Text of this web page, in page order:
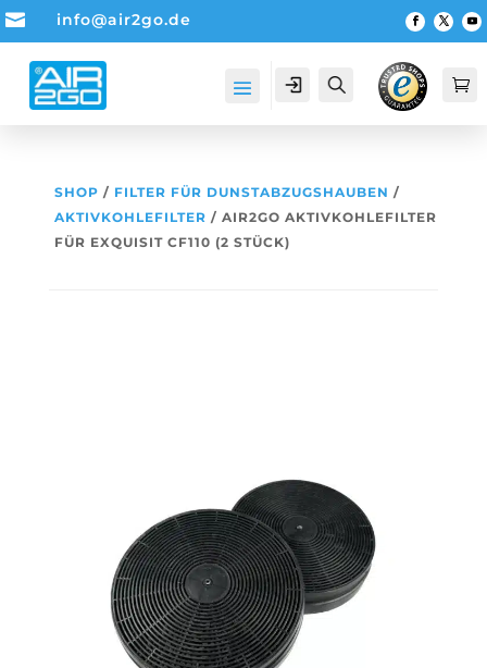
 info@air2go.de
Account Suche 
SHOP / FILTER FÜR DUNSTABZUGSHAUBEN /
AKTIVKOHLEFILTER / AIR2GO AKTIVKOHLEFILTER
FÜR EXQUISIT CF110 (2 STÜCK)